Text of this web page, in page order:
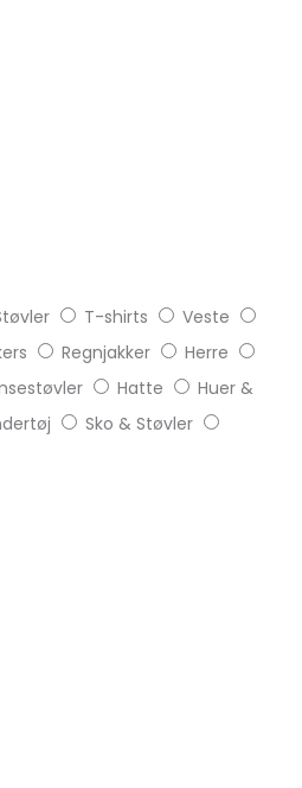
T-shirts
Veste
Regnjakker
Herre
Hatte
Huer &
Sko & Støvler